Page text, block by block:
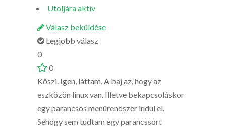
Utoljára aktív
Válasz beküldése
Legjobb válasz
0
0
Köszi. Igen, láttam. A baj az, hogy az
eszközön linux van. Illetve bekapcsoláskor
egy parancsos menürendszer indul el.
Sehogy sem tudtam egy parancssort